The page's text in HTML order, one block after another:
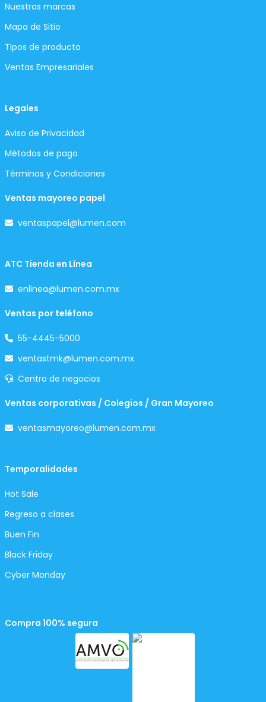
Nuestras marcas
Mapa de Sitio
Tipos de producto
Ventas Empresariales
Legales
Aviso de Privacidad
Métodos de pago
Términos y Condiciones
Ventas mayoreo papel
ventaspapel@lumen.com
ATC Tienda en Línea
enlinea@lumen.com.mx
Ventas por teléfono
55-4445-5000
ventastmk@lumen.com.mx
Centro de negocios
Ventas corporativas / Colegios / Gran Mayoreo
ventasmayoreo@lumen.com.mx
Temporalidades
Hot Sale
Regreso a clases
Buen Fin
Black Friday
Cyber Monday
Compra 100% segura